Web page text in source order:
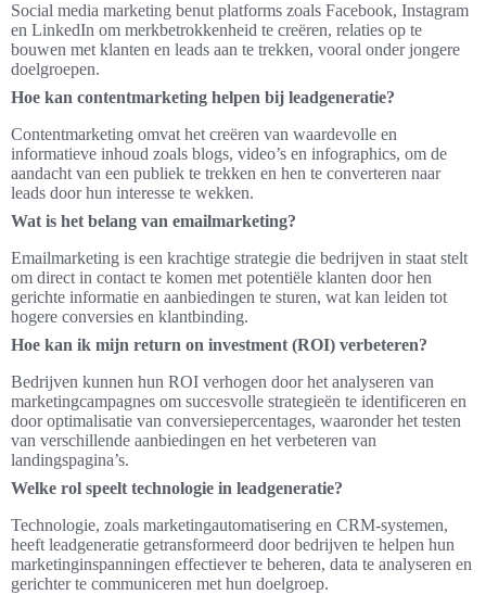
Social media marketing benut platforms zoals Facebook, Instagram
en LinkedIn om merkbetrokkenheid te creëren, relaties op te
bouwen met klanten en leads aan te trekken, vooral onder jongere
doelgroepen.
Hoe kan contentmarketing helpen bij leadgeneratie?
Contentmarketing omvat het creëren van waardevolle en
informatieve inhoud zoals blogs, video’s en infographics, om de
aandacht van een publiek te trekken en hen te converteren naar
leads door hun interesse te wekken.
Wat is het belang van emailmarketing?
Emailmarketing is een krachtige strategie die bedrijven in staat stelt
om direct in contact te komen met potentiële klanten door hen
gerichte informatie en aanbiedingen te sturen, wat kan leiden tot
hogere conversies en klantbinding.
Hoe kan ik mijn return on investment (ROI) verbeteren?
Bedrijven kunnen hun ROI verhogen door het analyseren van
marketingcampagnes om succesvolle strategieën te identificeren en
door optimalisatie van conversiepercentages, waaronder het testen
van verschillende aanbiedingen en het verbeteren van
landingspagina’s.
Welke rol speelt technologie in leadgeneratie?
Technologie, zoals marketingautomatisering en CRM-systemen,
heeft leadgeneratie getransformeerd door bedrijven te helpen hun
marketinginspanningen effectiever te beheren, data te analyseren en
gerichter te communiceren met hun doelgroep.